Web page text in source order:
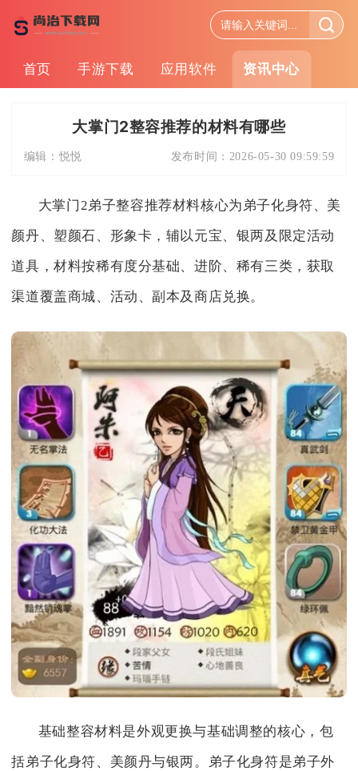
首页 手游下载 应用软件 资讯中心
大掌门2整容推荐的材料有哪些
编辑：悦悦 发布时间： 2026-05-30 09:59:59
大掌门2弟子整容推荐材料核心为弟子化身符、美
颜丹、塑颜石、形象卡，辅以元宝、银两及限定活动
道具，材料按稀有度分基础、进阶、稀有三类，获取
渠道覆盖商城、活动、副本及商店兑换。
基础整容材料是外观更换与基础调整的核心，包
括弟子化身符、美颜丹与银两。弟子化身符是弟子外